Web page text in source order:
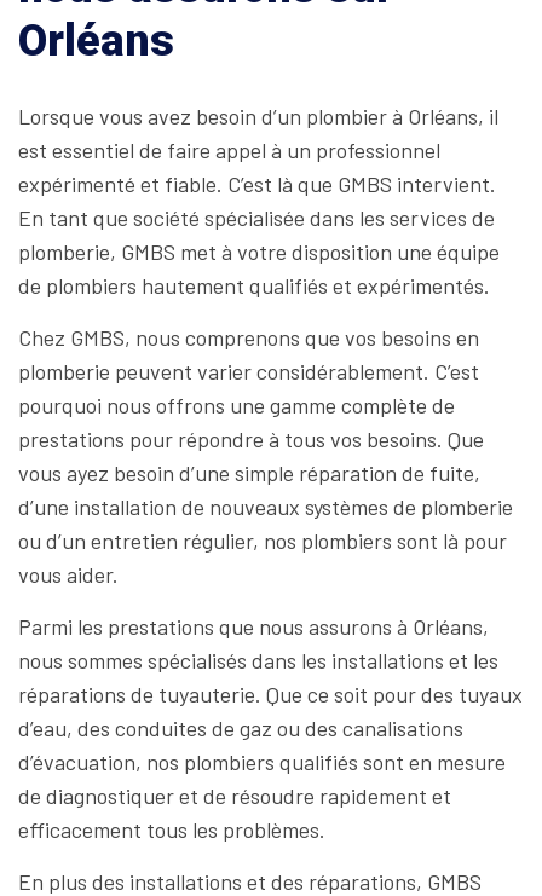
Orléans
Lorsque vous avez besoin d’un plombier à Orléans, il
est essentiel de faire appel à un professionnel
expérimenté et fiable. C’est là que GMBS intervient.
En tant que société spécialisée dans les services de
plomberie, GMBS met à votre disposition une équipe
de plombiers hautement qualifiés et expérimentés.
Chez GMBS, nous comprenons que vos besoins en
plomberie peuvent varier considérablement. C’est
pourquoi nous offrons une gamme complète de
prestations pour répondre à tous vos besoins. Que
vous ayez besoin d’une simple réparation de fuite,
d’une installation de nouveaux systèmes de plomberie
ou d’un entretien régulier, nos plombiers sont là pour
vous aider.
Parmi les prestations que nous assurons à Orléans,
nous sommes spécialisés dans les installations et les
réparations de tuyauterie. Que ce soit pour des tuyaux
d’eau, des conduites de gaz ou des canalisations
d’évacuation, nos plombiers qualifiés sont en mesure
de diagnostiquer et de résoudre rapidement et
efficacement tous les problèmes.
En plus des installations et des réparations, GMBS